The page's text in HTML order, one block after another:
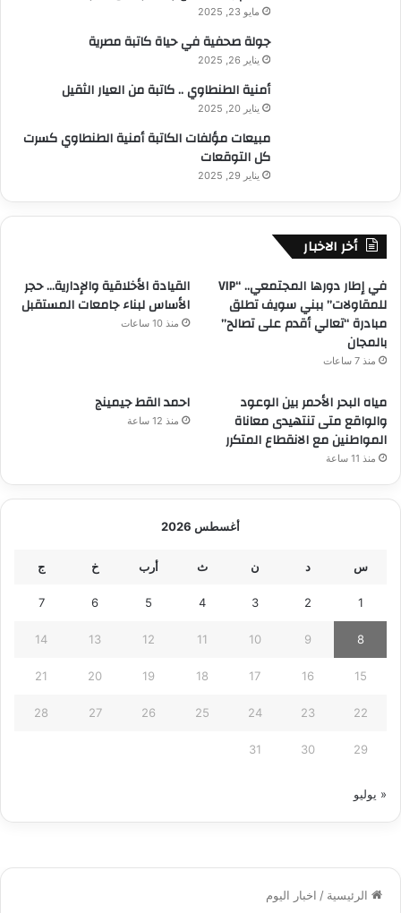
مايو 23, 2025
جولة صحفية في حياة كاتبة مصرية
يناير 26, 2025
أمنية الطنطاوي .. كاتبة من العيار الثقيل
يناير 20, 2025
مبيعات مؤلفات الكاتبة أمنية الطنطاوي كسرت
كل التوقعات
يناير 29, 2025
أخر الاخبار
في إطار دورها المجتمعي.. “VIP
للمقاولات” ببني سويف تطلق
مبادرة “تعالي أقدم على تصالح”
بالمجان
منذ 7 ساعات
القيادة الأخلاقية والإدارية… حجر
الأساس لبناء جامعات المستقبل
منذ 10 ساعات
مياه البحر الأحمر بين الوعود
والواقع متى تنتهيدى معاناة
المواطنين مع الانقطاع المتكرر
منذ 11 ساعة
احمد القط جيمينج
منذ 12 ساعة
أغسطس 2026
س د ن ث أرب خ ج
1
2
3
4
5
6
7
8
9
10
11
12
13
14
15
16
17
18
19
20
21
22
23
24
25
26
27
28
29
30
31
« يوليو